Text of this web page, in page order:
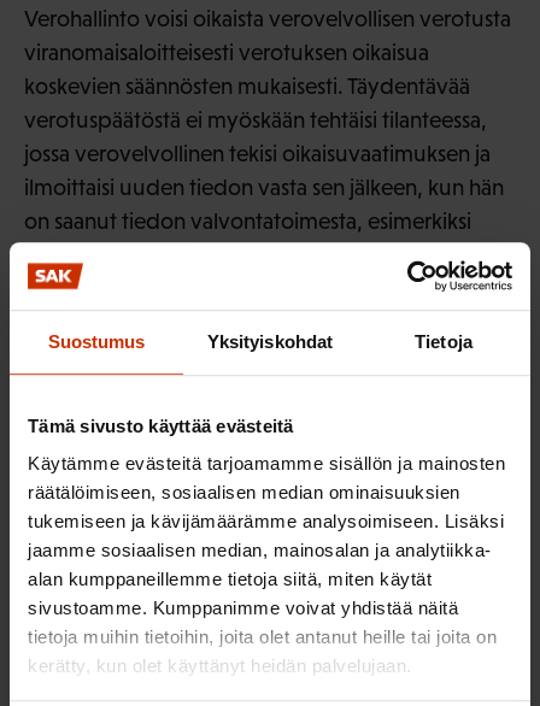
Suostumus Yksityiskohdat Tietoja
Tämä sivusto käyttää evästeitä
Käytämme evästeitä tarjoamamme sisällön ja mainosten
räätälöimiseen, sosiaalisen median ominaisuuksien
tukemiseen ja kävijämäärämme analysoimiseen. Lisäksi
jaamme sosiaalisen median, mainosalan ja analytiikka-
alan kumppaneillemme tietoja siitä, miten käytät
sivustoamme. Kumppanimme voivat yhdistää näitä
tietoja muihin tietoihin, joita olet antanut heille tai joita on
kerätty, kun olet käyttänyt heidän palvelujaan.
Verohallinto voisi oikaista verovelvollisen verotusta
viranomaisaloitteisesti verotuksen oikaisua
koskevien säännösten mukaisesti. Täydentävää
verotuspäätöstä ei myöskään tehtäisi tilanteessa,
jossa verovelvollinen tekisi oikaisuvaatimuksen ja
ilmoittaisi uuden tiedon vasta sen jälkeen, kun hän
on saanut tiedon valvontatoimesta, esimerkiksi
verotarkastuksesta. Tällöin muutos verotukseen
tehtäisiin verotuksen oikaisuna verovelvollisen
Täydentävään verotuspäätökseen haettaisiin
muutosta samassa menettelyssä ja määräajassa kuin
verotuspäätöksiin.
SAK:n mielestä esityksen tavoite, jonka mukaan
verotusratkaisut tehtäisiin aina ensiasteena
Verohallinnossa, on perusteltu. Verovelvollisen
näkökulmasta prosessi saattaa kuitenkin
uudistuksen myötä tuntua monimutkaistuvan.